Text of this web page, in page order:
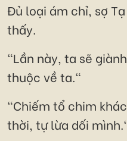
Đủ loại ám chỉ, sợ
thấy.
"Lần này, ta sẽ
thuộc về ta."
"Chiếm tổ chim
thời, tự lừa dối